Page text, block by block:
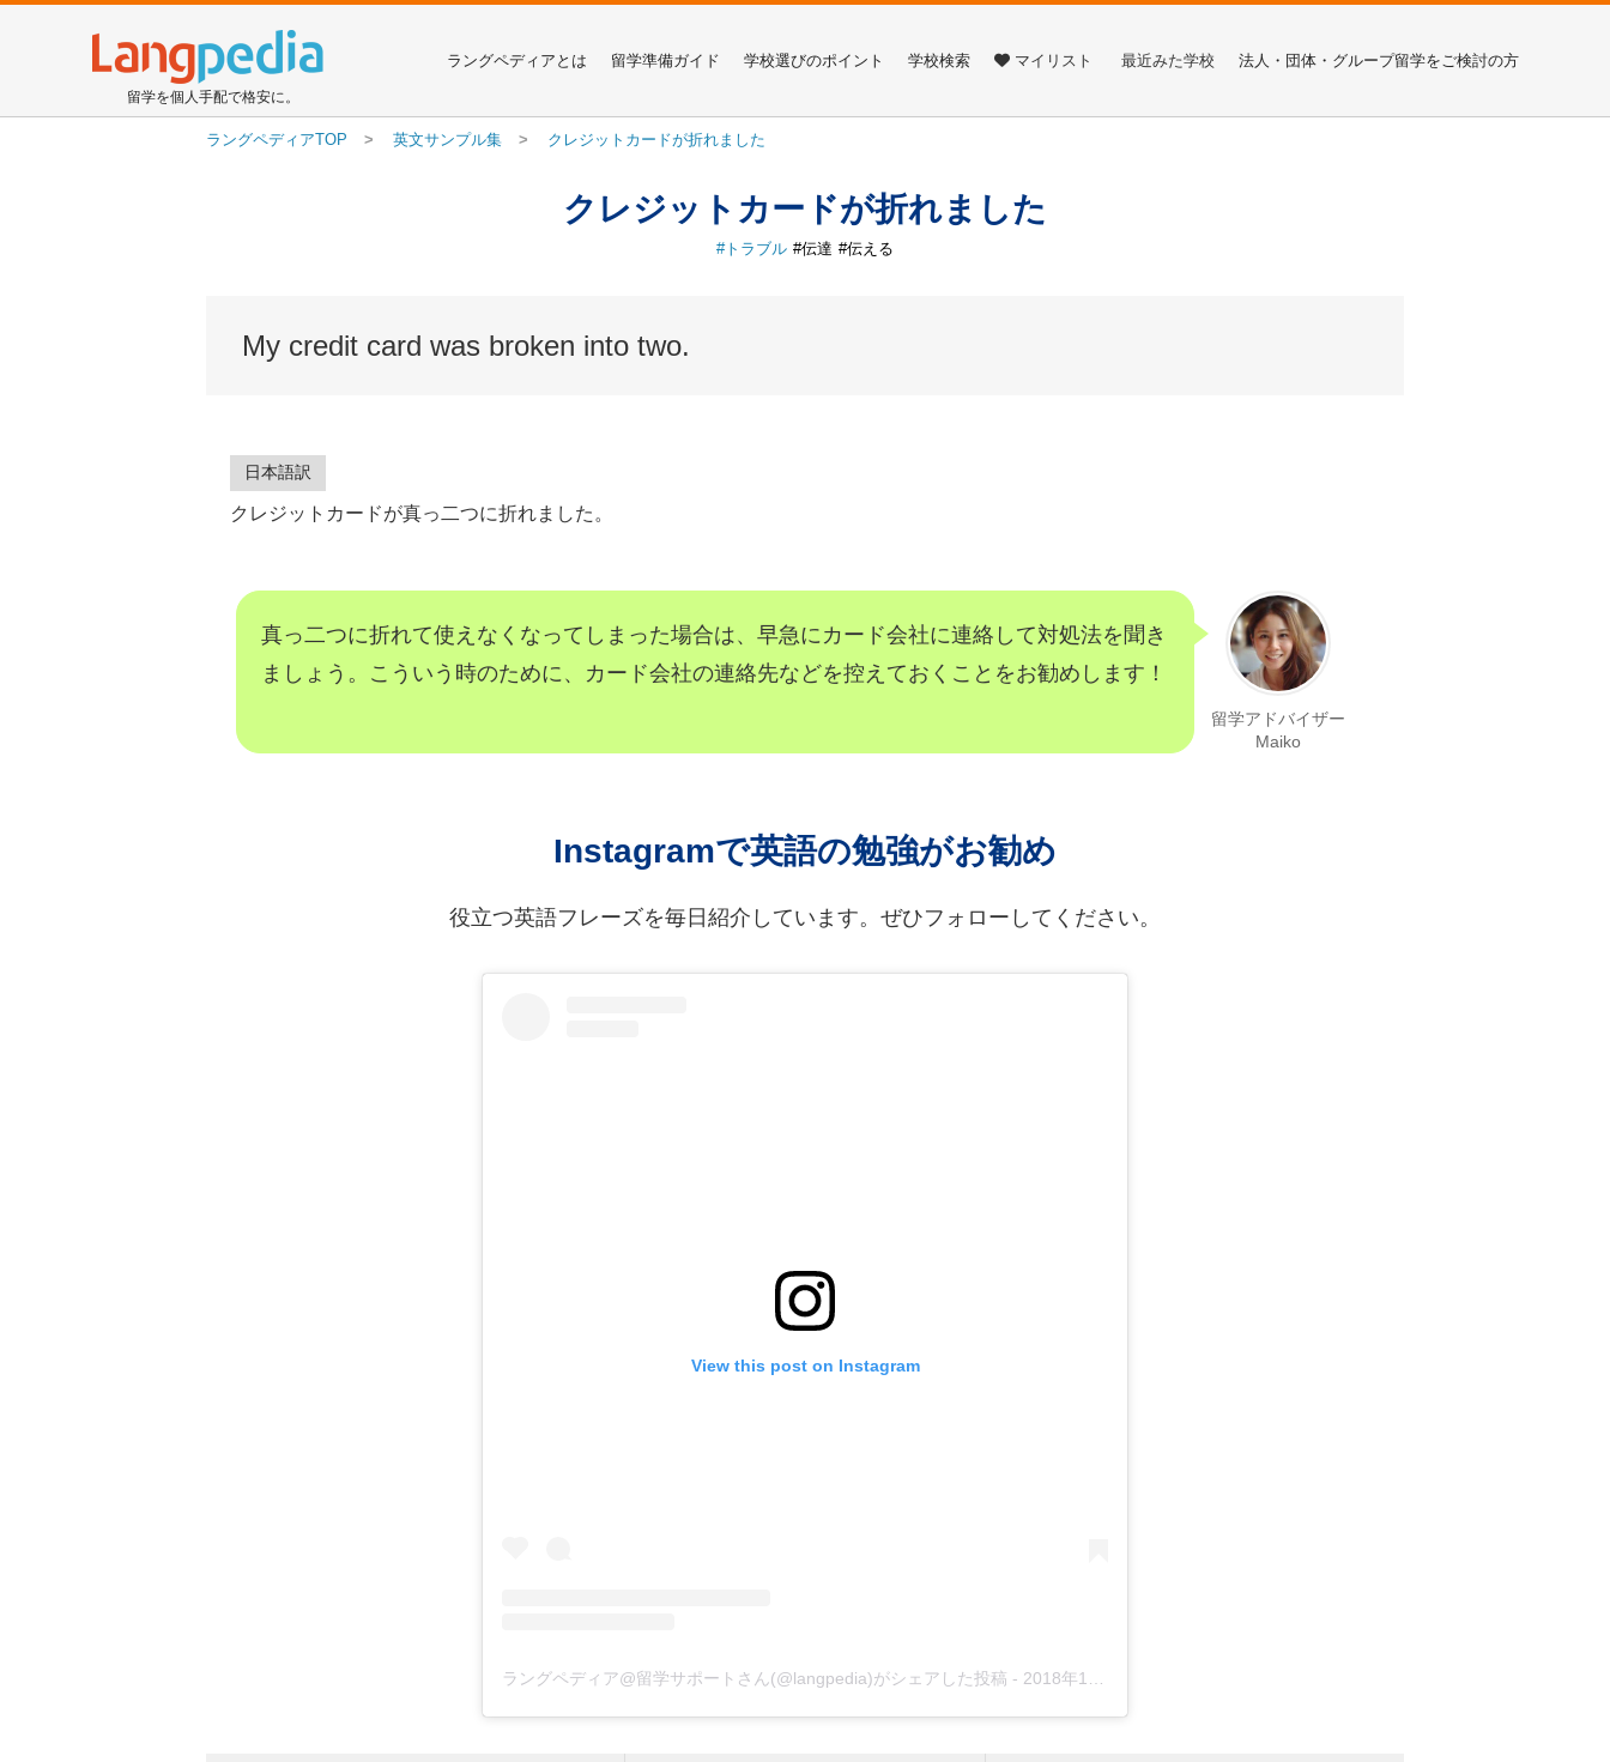
留学を個人手配で格安に。
ラングペディアとは 留学準備ガイド 学校選びのポイント 学校検索 マイリスト 最近みた学校 法人・団体・グループ留学をご検討の方
ラングペディアTOP 英文サンプル集 クレジットカードが折れました
クレジットカードが折れました
トラブル 伝達 伝える
My credit card was broken into two.
日本語訳
クレジットカードが真っ二つに折れました。
真っ二つに折れて使えなくなってしまった場合は、早急にカード会社に連絡して対処法を聞き
ましょう。こういう時のために、カード会社の連絡先などを控えておくことをお勧めします！
留学アドバイザー
Maiko
Instagramで英語の勉強がお勧め
役立つ英語フレーズを毎日紹介しています。ぜひフォローしてください。
View this post on Instagram
ラングペディア@留学サポートさん(@langpedia)がシェアした投稿 - 2018年12月月10日午前12時11分PST